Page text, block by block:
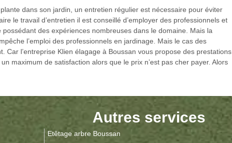
dans son jardin, un entretien régulier est nécessaire pour éviter
le travail d’entretien il est conseillé d’employer des professionnels et
des expériences nombreuses dans le domaine. Mais la
l’emploi des professionnels en jardinage. Mais le cas des
Car l’entreprise Klien élagage à Boussan vous propose des prestations
maximum de satisfaction alors que le prix n’est pas cher payer. Alors
Autres services
Etêtage arbre Boussan